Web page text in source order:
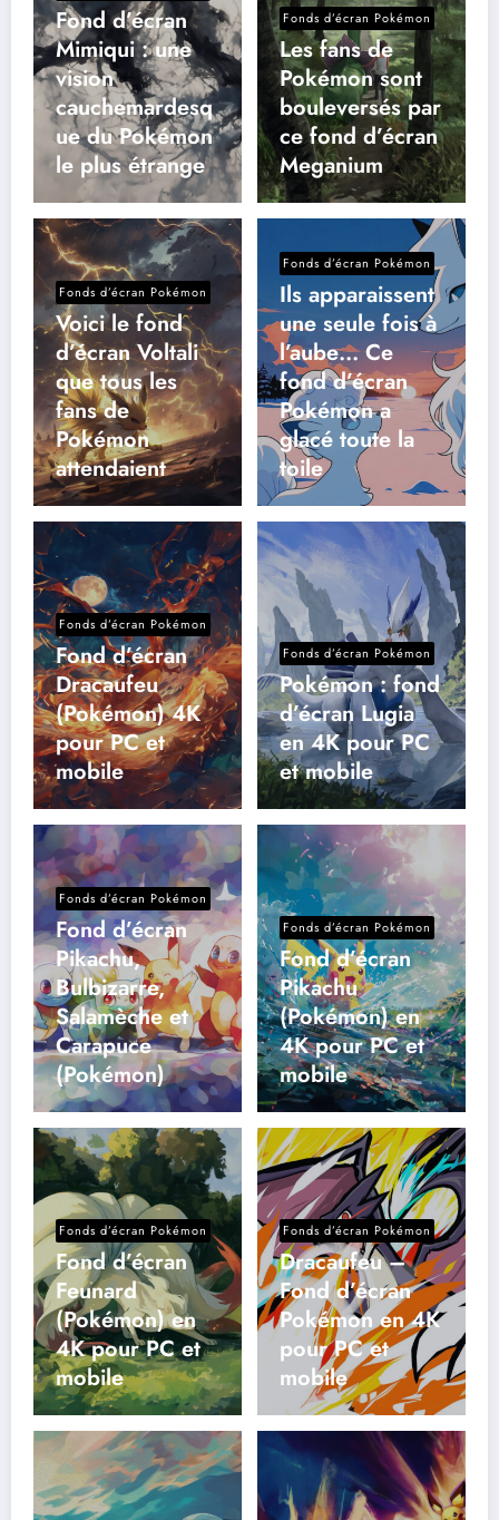
Fond d’écran
Mimiqui : une
vision
cauchemardesq
ue du Pokémon
le plus étrange
Fonds d’écran Pokémon
Les fans de
Pokémon sont
bouleversés par
ce fond d’écran
Meganium
Fonds d’écran Pokémon
Voici le fond
d’écran Voltali
que tous les
fans de
Pokémon
attendaient
Fonds d’écran Pokémon
Ils apparaissent
une seule fois à
l’aube… Ce
fond d’écran
Pokémon a
glacé toute la
toile
Fonds d’écran Pokémon
Fond d’écran
Dracaufeu
(Pokémon) 4K
pour PC et
mobile
Fonds d’écran Pokémon
Pokémon : fond
d’écran Lugia
en 4K pour PC
et mobile
Fonds d’écran Pokémon
Fond d’écran
Pikachu,
Bulbizarre,
Salamèche et
Carapuce
(Pokémon)
Fonds d’écran Pokémon
Fond d’écran
Pikachu
(Pokémon) en
4K pour PC et
mobile
Fonds d’écran Pokémon
Fond d’écran
Feunard
(Pokémon) en
4K pour PC et
mobile
Fonds d’écran Pokémon
Dracaufeu –
Fond d’écran
Pokémon en 4K
pour PC et
mobile